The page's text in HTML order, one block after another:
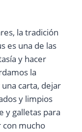
la tradición
es una de las
y hacer
la
carta, dejar
y limpios
y galletas para
con mucho